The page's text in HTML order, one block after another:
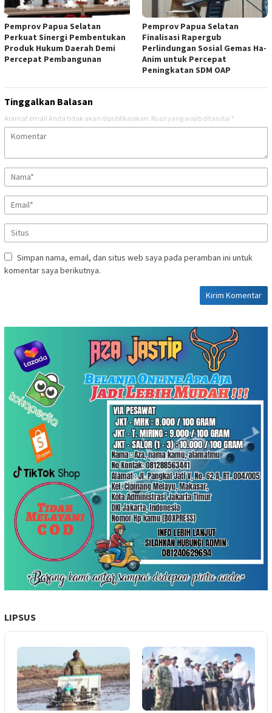
Pemprov Papua Selatan
Perkuat Sinergi Pembentukan
Produk Hukum Daerah Demi
Percepat Pembangunan
Pemprov Papua Selatan
Finalisasi Rapergub
Perlindungan Sosial Gemas Ha-
Anim untuk Percepat
Peningkatan SDM OAP
Tinggalkan Balasan
Alamat email Anda tidak akan dipublikasikan. Ruas yang wajib ditandai *
Simpan nama, email, dan situs web saya pada peramban ini untuk
komentar saya berikutnya.
LIPSUS